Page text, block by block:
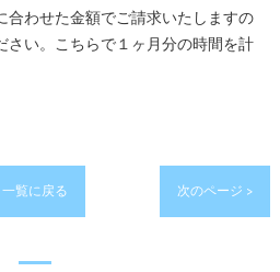
合わせた金額でご請求いたしますの
さい。こちらで１ヶ月分の時間を計
一覧に戻る 次のページ >